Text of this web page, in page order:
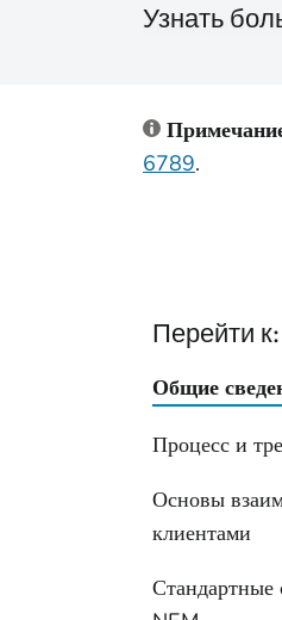
Узнать
6789.
Перейти к:
Общие
Процесс и
Основы
клиентами
Стандартные